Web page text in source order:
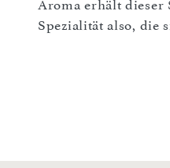
Aroma erhält dieser
Spezialität also, die